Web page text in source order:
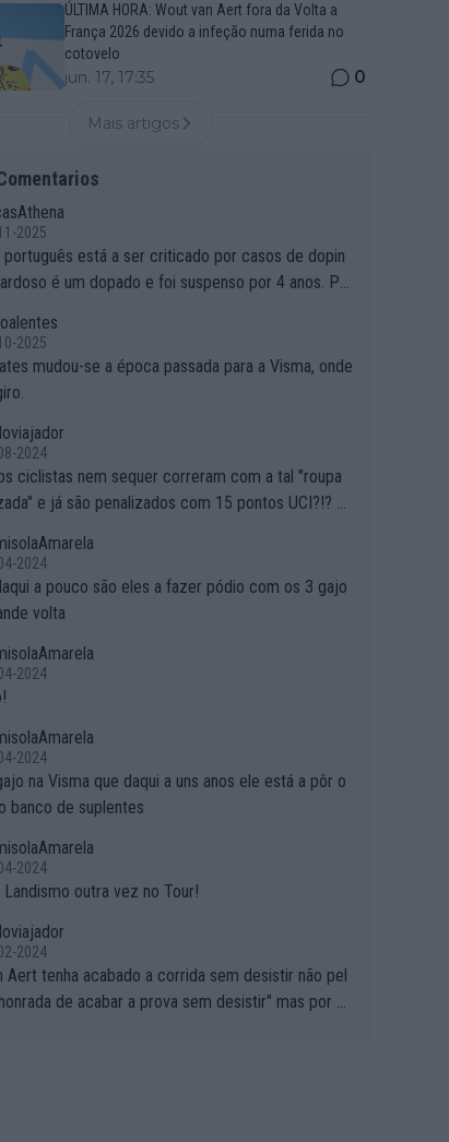
ÚLTIMA HORA: Wout van Aert fora da Volta a
França 2026 devido a infeção numa ferida no
cotovelo
jun. 17, 17:35 0
Mais artigos
2025
português está a ser criticado por casos de dopin
é um dopado e foi suspenso por 4 anos. Po
2025
mudou-se a época passada para a Visma, onde
2024
ciclistas nem sequer correram com a tal "roupa
e já são penalizados com 15 pontos UCI?!? S
penalizar os atletas retirando-lhes pontos??? Is
na secretaria o que os atletas conquistam na estra
2024
a pouco são eles a fazer pódio com os 3 gajo
volta
2024
2024
na Visma que daqui a uns anos ele está a pôr o
banco de suplentes
2024
outra vez no Tour!
2024
Aert tenha acabado a corrida sem desistir não pel
de acabar a prova sem desistir" mas por ou